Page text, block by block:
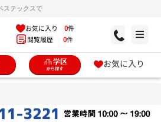
ステックスで
お気に入り 0件
閲覧履歴 0件
お気に入り